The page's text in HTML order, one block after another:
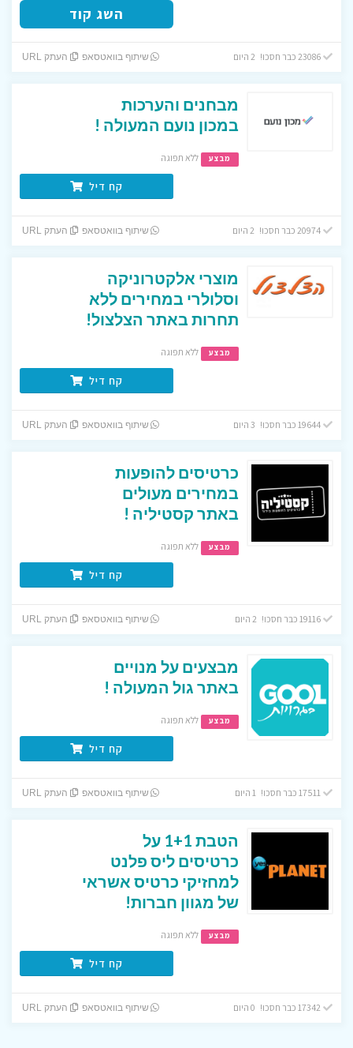
השג קוד
23086 כבר חסכו! 2 היום שיתוף בוואטסאפ העתק URL
מבחנים והערכות
במכון נועם המעולה !
מבצע ללא תפוגה
קח דיל
20974 כבר חסכו! 2 היום שיתוף בוואטסאפ העתק URL
מוצרי אלקטרוניקה
וסלולרי במחירים ללא
תחרות באתר הצלצול!
מבצע ללא תפוגה
קח דיל
19644 כבר חסכו! 3 היום שיתוף בוואטסאפ העתק URL
כרטיסים להופעות
במחירים מעולים
באתר קסטיליה !
מבצע ללא תפוגה
קח דיל
19116 כבר חסכו! 2 היום שיתוף בוואטסאפ העתק URL
מבצעים על מנויים
באתר גול המעולה !
מבצע ללא תפוגה
קח דיל
שיתוף בוואטסאפ העתק URL
הטבת 1+1 על
כרטיסים ליס פלנט
למחזיקי כרטיס אשראי
של מגוון חברות!
מבצע ללא תפוגה
קח דיל
שיתוף בוואטסאפ העתק URL